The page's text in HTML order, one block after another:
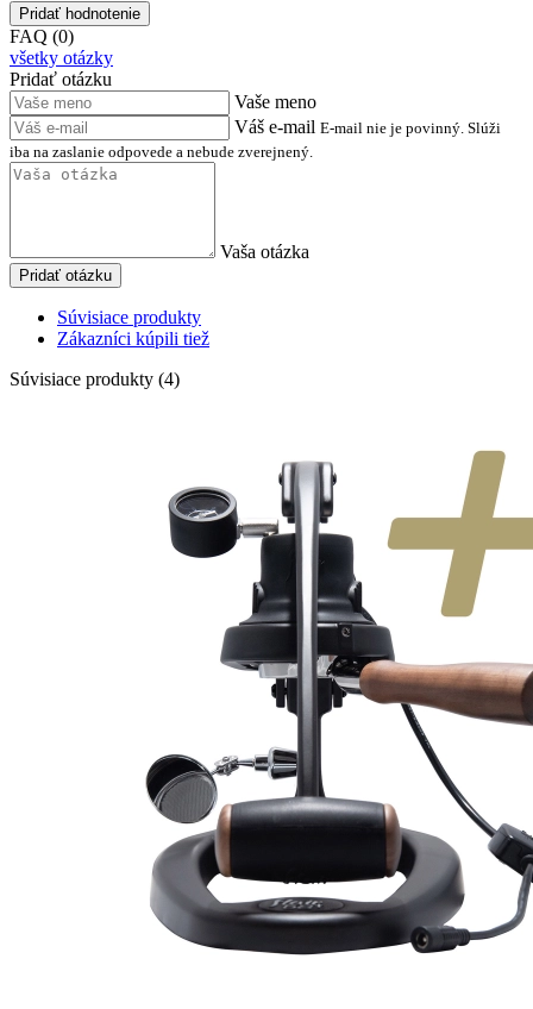
Pridať hodnotenie
FAQ (0)
všetky otázky
Pridať otázku
Vaše meno
Váš e-mail E-mail nie je povinný. Slúži
iba na zaslanie odpovede a nebude zverejnený.
Vaša otázka
Pridať otázku
Súvisiace produkty
Zákazníci kúpili tiež
Súvisiace produkty (4)